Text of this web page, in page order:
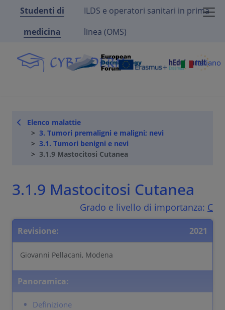
Studenti di
medicina
ILDS e operatori sanitari in prima
linea (OMS)
Italiano
Elenco malattie
3. Tumori premaligni e maligni; nevi
3.1. Tumori benigni e nevi
3.1.9 Mastocitosi Cutanea
3.1.9 Mastocitosi Cutanea
Grado e livello di importanza: C
Revisione: 2021
Giovanni Pellacani, Modena
Panoramica:
Definizione